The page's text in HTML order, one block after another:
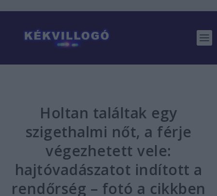
Holtan találtak egy
szigethalmi nőt, a férje
végezhetett vele:
hajtóvadászatot indított a
rendőrség – fotó a cikkben